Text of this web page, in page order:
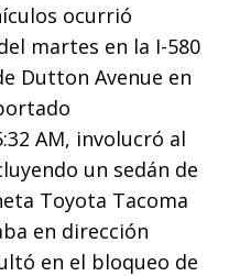
ocurrió
martes en la I-580
Dutton Avenue en
AM, involucró al
un sedán de
Toyota Tacoma
en dirección
en el bloqueo de